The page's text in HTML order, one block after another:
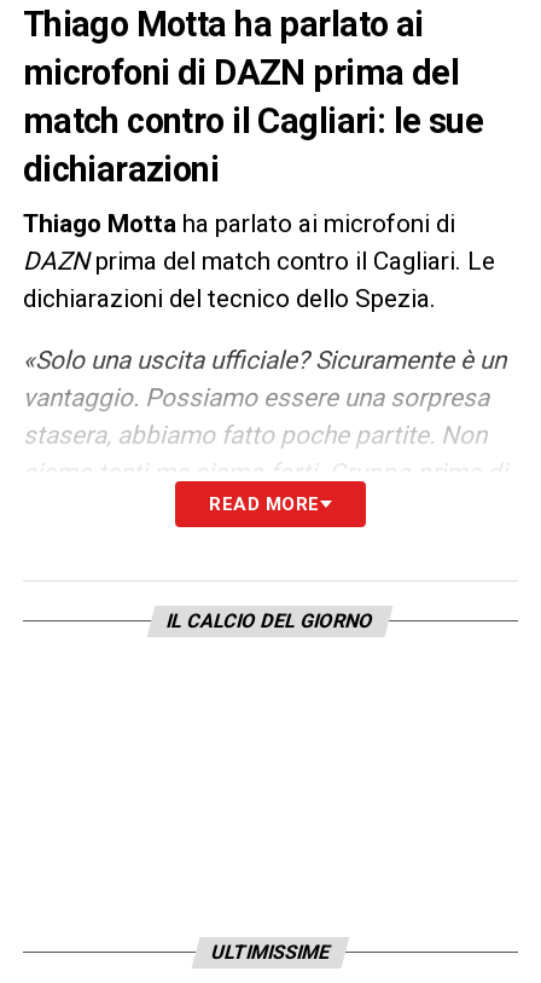
Thiago Motta ha parlato ai
microfoni di DAZN prima del
match contro il Cagliari: le sue
dichiarazioni
Thiago Motta ha parlato ai microfoni di
DAZNprima del match contro il Cagliari. Le
dichiarazioni del tecnico dello Spezia.
«Solo una uscita ufficiale? Sicuramente è un
vantaggio. Possiamo essere una sorpresa
stasera, abbiamo fatto poche partite. Non
siamo tanti ma siamo forti. Gruppo prima di
tutto? Mourinho è stato un grande
tocca a me e ho il mio modo di gestire. Ho
portato solo 16 giocatori perché penso che
READ MORE
IL CALCIO DEL GIORNO
ULTIMISSIME